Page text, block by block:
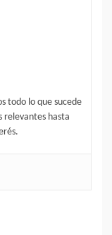
todo lo que sucede
relevantes hasta